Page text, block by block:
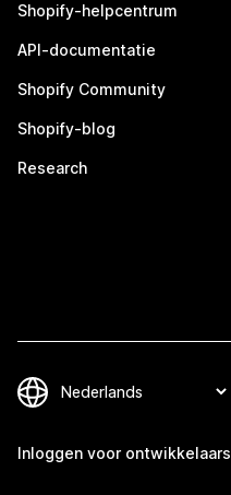
Shopify-helpcentrum
API-documentatie
Shopify Community
Shopify-blog
Research
Inloggen voor ontwikkelaars